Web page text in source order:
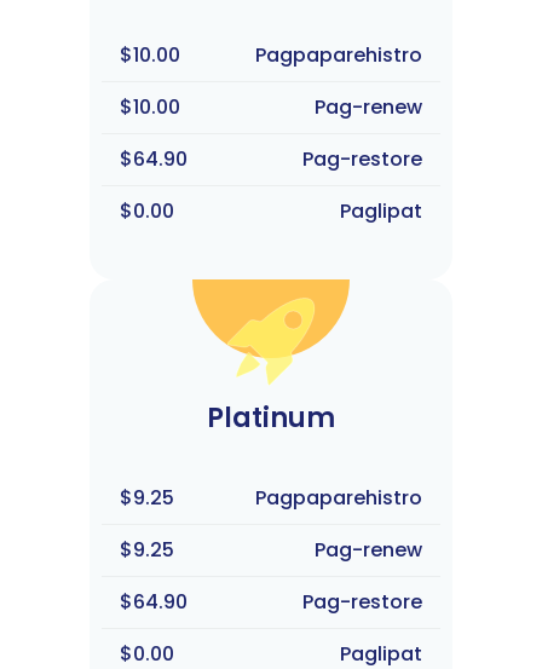
$10.00
Pagpaparehistro
$10.00
Pag-renew
$64.90
Pag-restore
$0.00
Paglipat
Platinum
$9.25
Pagpaparehistro
$9.25
Pag-renew
$64.90
Pag-restore
$0.00
Paglipat